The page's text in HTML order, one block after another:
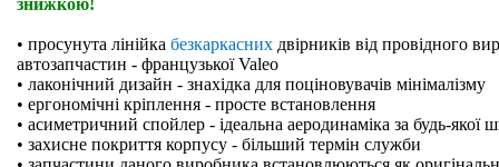
знижкою!
• просунута лінійка безкаркасних двірників від провідного
автозапчастин - французької Valeo
• лаконічний дизайн - знахідка для поціновувачів мінімалізму
• ергономічні кріплення - просте встановлення
• асиметричний спойлер - ідеальна аеродинаміка за будь-якої
• захисне покриття корпусу - більший термін служби